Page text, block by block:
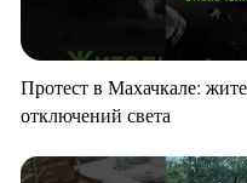
Протест в Махачкале:
отключений света